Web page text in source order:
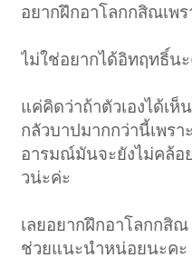
อยากฝึกอาโลกกสิณเพ
ไม่ใช่อยากได้อิทฤทธิ์น
แค่คิดว่าถ้าตัวเองได้เห็
กลัวบาปมากกว่านี้เพร
อารมณ์มันจะยังไม่คล้อ
วน่ะค่ะ
เลยอยากฝึกอาโลกกสิ
ช่วยแนะนำหน่อยนะคะ